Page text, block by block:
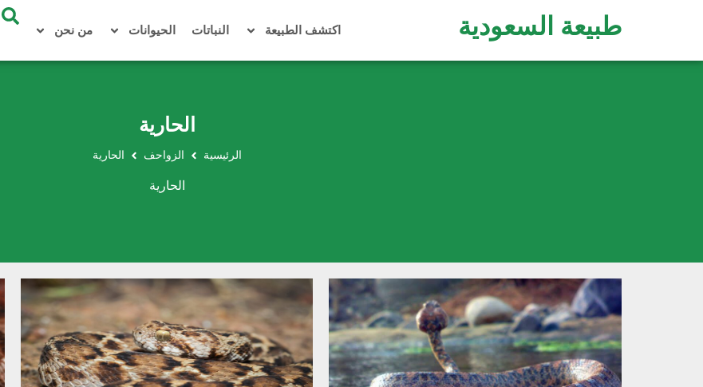
طبيعة السعودية اكتشف الطبيعة النباتات الحيوانات من نحن
الحارية
الرئيسية الزواحف الحارية
الحارية